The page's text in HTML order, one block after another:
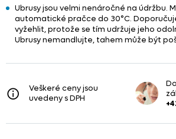
Ubrusy jsou velmi nenáročné na údržbu.
automatické pračce do 30°C.
vyžehlit, protože se tím udržuje jeho
Ubrusy nemandlujte, tahem může být
Veškeré ceny jsou
uvedeny s DPH